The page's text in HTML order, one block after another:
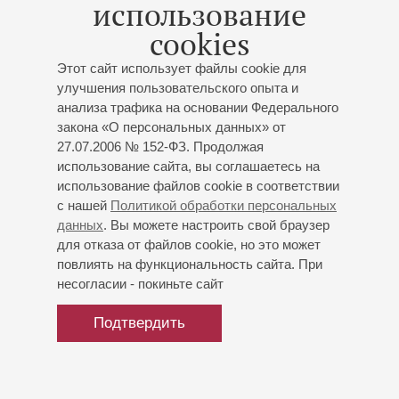
использование
cookies
Этот сайт использует файлы cookie для
улучшения пользовательского опыта и
анализа трафика на основании Федерального
закона «О персональных данных» от
27.07.2006 № 152-ФЗ. Продолжая
использование сайта, вы соглашаетесь на
использование файлов cookie в соответствии
с нашей Политикой обработки персональных
данных. Вы можете настроить свой браузер
для отказа от файлов cookie, но это может
повлиять на функциональность сайта. При
несогласии - покиньте сайт
Подтвердить